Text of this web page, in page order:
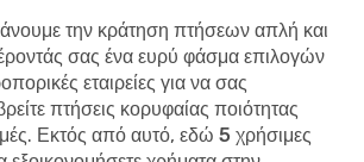
την κράτηση πτήσεων απλή και
σας ένα ευρύ φάσμα επιλογών
εταιρείες για να σας
πτήσεις κορυφαίας ποιότητας
Εκτός από αυτό, εδώ 5 χρήσιμες